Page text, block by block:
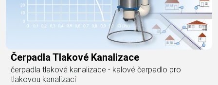
Čerpadla Tlakové Kanalizace
čerpadla tlakové kanalizace - kalové čerpadlo pro
tlakovou kanalizaci